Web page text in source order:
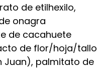
de etilhexilo,
onagra
de cacahuete
de flor/hoja/tallo
Juan), palmitato de